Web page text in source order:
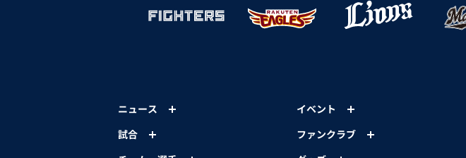
ニュース
試合
イベント
ファンクラブ